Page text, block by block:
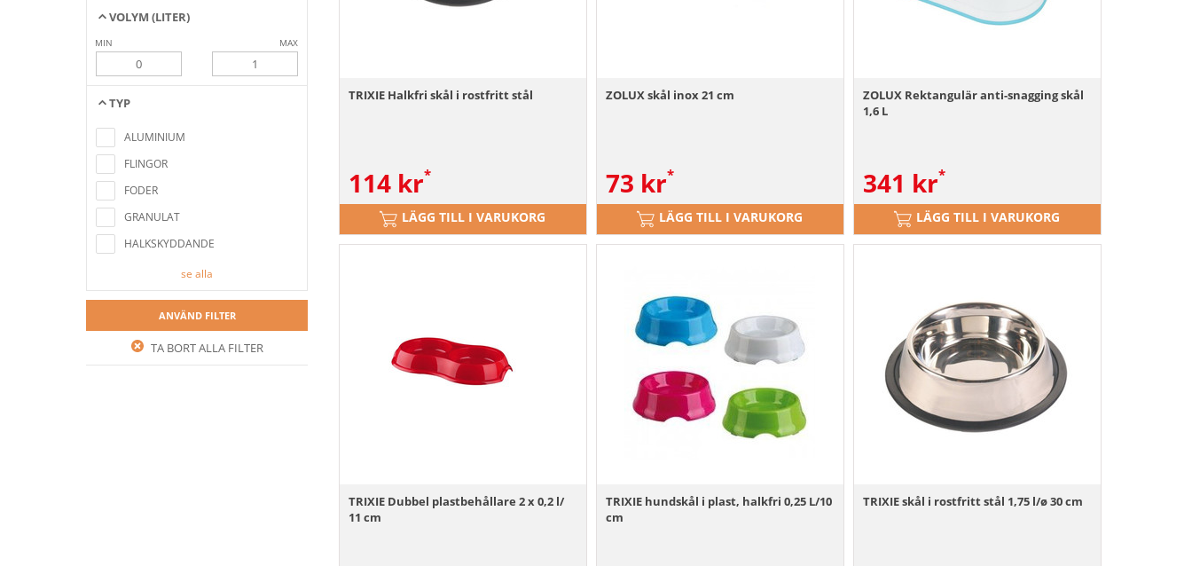
VOLYM (LITER)
MIN MAX
TYP
sökkriterierna
ALUMINIUM
FLINGOR
FODER
GRANULAT
HALKSKYDDANDE
se alla
ANVÄND FILTER
TA BORT ALLA FILTER
TRIXIE Halkfri skål i rostfritt stål
114 kr
LÄGG TILL I VARUKORG
ZOLUX skål inox 21 cm
73 kr
LÄGG TILL I VARUKORG
ZOLUX Rektangulär anti-snagging skål
1,6 L
341 kr
LÄGG TILL I VARUKORG
TRIXIE Dubbel plastbehållare 2 x 0,2 l/
11 cm
TRIXIE hundskål i plast, halkfri 0,25 L/10
cm
TRIXIE skål i rostfritt stål 1,75 l/ø 30 cm